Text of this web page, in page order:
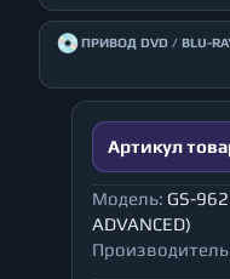
💿ПРИВОД DVD / BLU-
Артикул
Модель: GS-
ADVANCED)